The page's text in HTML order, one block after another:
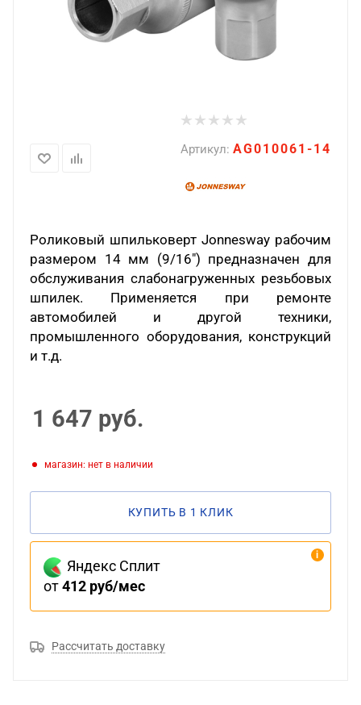
Артикул: AG010061-14
Роликовый шпильковерт Jonnesway рабочим
размером 14 мм (9/16") предназначен для
обслуживания слабонагруженных резьбовых
шпилек. Применяется при ремонте
автомобилей и другой техники,
промышленного оборудования, конструкций
и т.д.
1 647 руб.
Магазин: нет в наличии
КУПИТЬ В 1 КЛИК
Яндекс Сплит
от412 руб/мес
Рассчитать доставку